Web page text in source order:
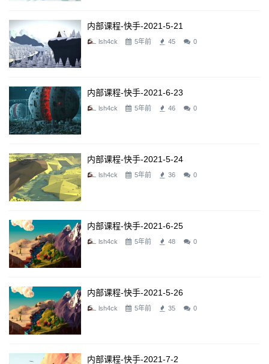
内部课程-快手-2021-5-21
lsh4ck 5年前 45 0
内部课程-快手-2021-6-23
lsh4ck 5年前 46 0
内部课程-快手-2021-5-24
lsh4ck 5年前 36 0
内部课程-快手-2021-6-25
lsh4ck 5年前 48 0
内部课程-快手-2021-5-26
lsh4ck 5年前 35 0
内部课程-快手-2021-7-2